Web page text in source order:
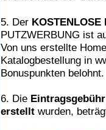
5. Der
PUTZWERBUNG ist
Von uns erstellte
Katalogbestellung in
Bonuspunkten belohnt.
6. Die Eintragsgebühr
erstellt wurden,